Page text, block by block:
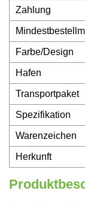
Zahlung
Farbe/Design
Hafen
Transportpaket
Spezifikation
Warenzeichen
Herkunft